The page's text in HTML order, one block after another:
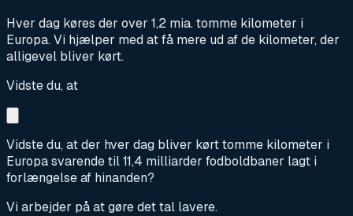
Hver dag køres der over 1,2 mia. tomme kilometer i
Europa. Vi hjælper med at få mere ud af de kilometer, der
alligevel bliver kørt.
Vidste du, at
Vidste du, at der hver dag bliver kørt tomme kilometer i
Europa svarende til 11,4 milliarder fodboldbaner lagt i
forlængelse af hinanden?
Vi arbejder på at gøre det tal lavere.